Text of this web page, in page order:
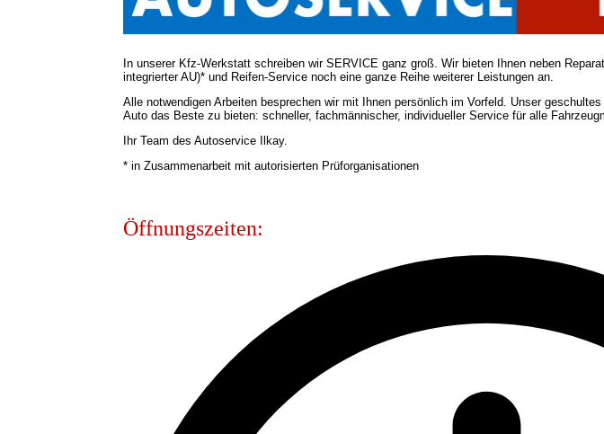
In unserer Kfz-Werkstatt schreiben wir SERVICE ganz groß. Wir bieten Ihnen neben
integrierter AU)* und Reifen-Service noch eine ganze Reihe weiterer Leistungen an.
​Alle notwendigen Arbeiten besprechen wir mit Ihnen persönlich im Vorfeld. Unser
Auto das Beste zu bieten: schneller, fachmännischer, individueller Service für alle
Ihr Team des Autoservice Ilkay.
​* in Zusammenarbeit mit autorisierten Prüforganisationen
Öffnungszeiten: